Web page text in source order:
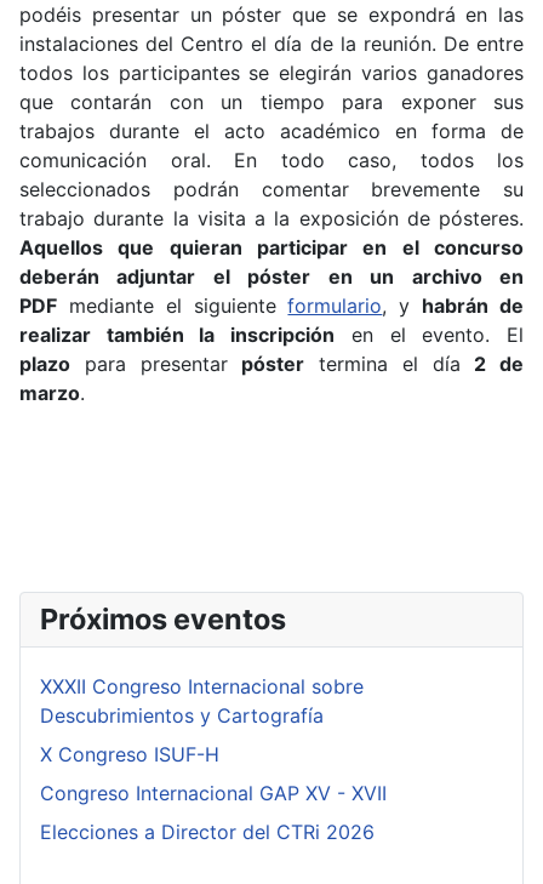
podéis presentar un póster que se expondrá en las
instalaciones del Centro el día de la reunión. De entre
todos los participantes se elegirán varios ganadores
que contarán con un tiempo para exponer sus
trabajos durante el acto académico en forma de
comunicación oral. En todo caso, todos los
seleccionados podrán comentar brevemente su
trabajo durante la visita a la exposición de pósteres.
Aquellos que quieran participar en el concurso
deberán adjuntar el póster en un archivo en
PDF mediante el siguienteformulario, y habrán de
realizar también la inscripción en el evento. El
plazo para presentar póster termina el día 2 de
marzo.
Próximos eventos
XXXII Congreso Internacional sobre
Descubrimientos y Cartografía
X Congreso ISUF-H
Congreso Internacional GAP XV - XVII
Elecciones a Director del CTRi 2026